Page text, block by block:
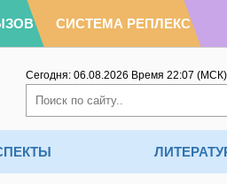
СИСТЕМА РЕПЛЕКС
Сегодня: 06.08.2026 Время 22:07 (МСК)